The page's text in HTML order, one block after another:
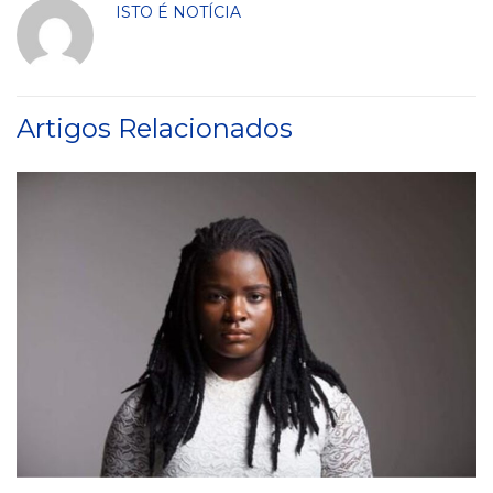
ISTO É NOTÍCIA
Artigos Relacionados